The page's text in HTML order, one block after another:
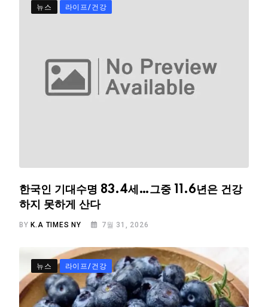
뉴스 라이프/건강
한국인 기대수명 83.4세…그중 11.6년은 건강
하지 못하게 산다
BY K.A TIMES NY 7월 31, 2026
뉴스 라이프/건강